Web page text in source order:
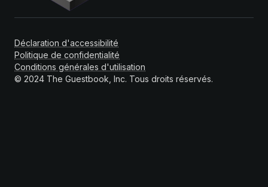
© 2024 The Guestbook, Inc. Tous droits réservés.
Déclaration d'accessibilité
Politique de confidentialité
Conditions générales d'utilisation